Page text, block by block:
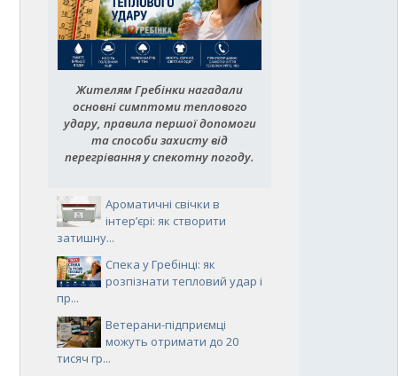
Жителям Гребінки нагадали
основні симптоми теплового
удару, правила першої допомоги
та способи захисту від
перегрівання у спекотну погоду.
Ароматичні свічки в
інтер’єрі: як створити
затишну...
Спека у Гребінці: як
розпізнати тепловий удар і
пр...
Ветерани-підприємці
можуть отримати до 20
тисяч гр...